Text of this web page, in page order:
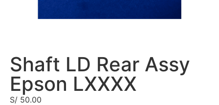
Shaft LD Rear Assy
Epson LXXXX
S/ 50.00